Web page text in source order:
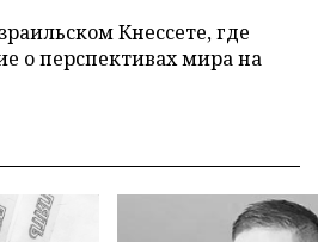
Кнессете, где
о перспективах мира на